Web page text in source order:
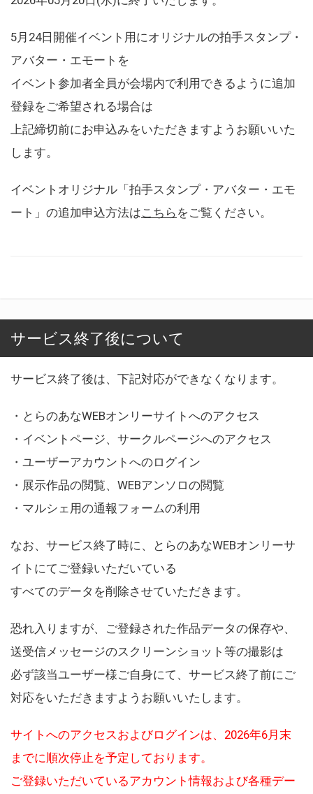
5月24日開催イベント用にオリジナルの拍手スタンプ・
アバター・エモートを
イベント参加者全員が会場内で利用できるように追加
登録をご希望される場合は
上記締切前にお申込みをいただきますようお願いいた
します。
イベントオリジナル「拍手スタンプ・アバター・エモ
ート」の追加申込方法はこちら をご覧ください。
サービス終了後について
サービス終了後は、下記対応ができなくなります。
・とらのあなWEBオンリーサイトへのアクセス
・イベントページ、サークルページへのアクセス
・ユーザーアカウントへのログイン
・展示作品の閲覧、WEBアンソロの閲覧
・マルシェ用の通報フォームの利用
なお、サービス終了時に、とらのあなWEBオンリーサ
イトにてご登録いただいている
すべてのデータを削除させていただきます。
恐れ入りますが、ご登録された作品データの保存や、
送受信メッセージのスクリーンショット等の撮影は
必ず該当ユーザー様ご自身にて、サービス終了前にご
対応をいただきますようお願いいたします。
サイトへのアクセスおよびログインは、2026年6月末
までに順次停止を予定しております。
ご登録いただいているアカウント情報および各種デー